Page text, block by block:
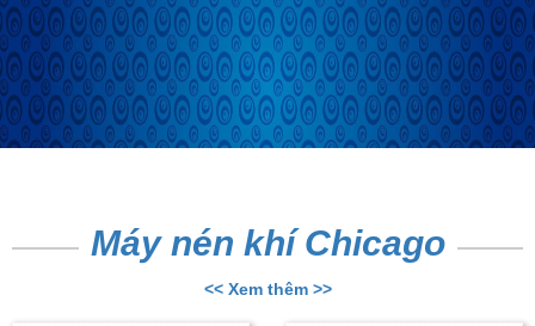
Máy nén khí Chicago
<< Xem thêm >>